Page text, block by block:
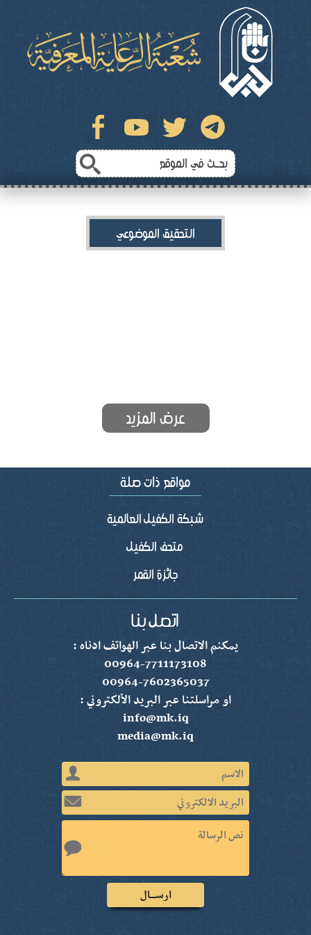
التحقيق الموضوعي
عرض المزيد
شبكة الكفيل العالمية
متحف الكفيل
جائزة القمر
يمكنم الاتصال بنا عبر الهواتف ادناه :
00964-7711173108
00964-7602365037
او مراسلتنا عبر البريد الألكتروني :
info@mk.iq
media@mk.iq